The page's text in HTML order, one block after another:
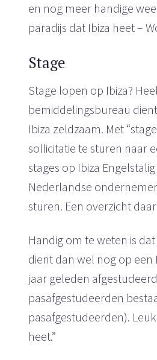
en nog meer handige
paradijs dat Ibiza heet –
Stage
Stage lopen op Ibiza?
bemiddelingsbureau
Ibiza zeldzaam. Met
sollicitatie te sturen naar
stages op Ibiza
Nederlandse
sturen. Een overzicht
Handig om te weten is
dient dan wel nog op
jaar geleden
pasafgestudeerden
pasafgestudeerden).
heet.”